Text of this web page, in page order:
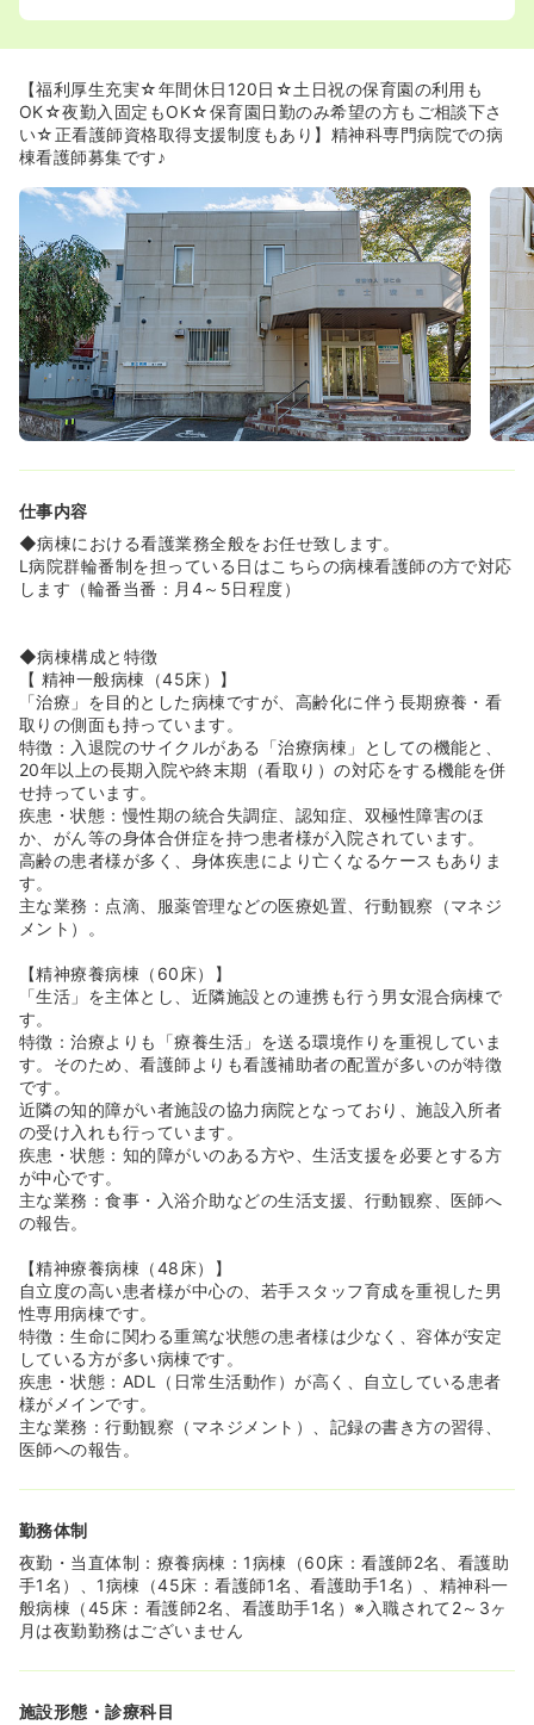
◆年2回、CVPPP（包括的暴力防止プログラム）といった
で、実務に直接活かせるようなノウハウ獲得も可能な環境
です！
◆興奮度合いが高い患者様に対しては、ドクターの判断の
もと拘束することにしています。患者様の安全を守ること
事にしている病院です！
【福利厚生充実☆年間休日120日☆土日祝の保育園の利用も
OK☆夜勤入固定もOK☆保育園日勤のみ希望の方もご相談下さ
い☆正看護師資格取得支援制度もあり】精神科専門病院での病
棟看護師募集です♪
仕事内容
◆病棟における看護業務全般をお任せ致します。
L病院群輪番制を担っている日はこちらの病棟看護師の方で対応
します（輪番当番：月4～5日程度）
◆病棟構成と特徴
【 精神一般病棟（45床）】
「治療」を目的とした病棟ですが、高齢化に伴う長期療養・看
取りの側面も持っています。
特徴：入退院のサイクルがある「治療病棟」としての機能と、
20年以上の長期入院や終末期（看取り）の対応をする機能を併
せ持っています。
疾患・状態：慢性期の統合失調症、認知症、双極性障害のほ
か、がん等の身体合併症を持つ患者様が入院されています。
高齢の患者様が多く、身体疾患により亡くなるケースもありま
す。
主な業務：点滴、服薬管理などの医療処置、行動観察（マネジ
メント）。
【精神療養病棟（60床）】
「生活」を主体とし、近隣施設との連携も行う男女混合病棟で
す。
特徴：治療よりも「療養生活」を送る環境作りを重視していま
す。そのため、看護師よりも看護補助者の配置が多いのが特徴
です。
近隣の知的障がい者施設の協力病院となっており、施設入所者
の受け入れも行っています。
疾患・状態：知的障がいのある方や、生活支援を必要とする方
が中心です。
主な業務：食事・入浴介助などの生活支援、行動観察、医師へ
の報告。
【精神療養病棟（48床）】
自立度の高い患者様が中心の、若手スタッフ育成を重視した男
性専用病棟です。
特徴：生命に関わる重篤な状態の患者様は少なく、容体が安定
している方が多い病棟です。
疾患・状態：ADL（日常生活動作）が高く、自立している患者
様がメインです。
主な業務：行動観察（マネジメント）、記録の書き方の習得、
医師への報告。
勤務体制
夜勤・当直体制：療養病棟：1病棟（60床：看護師2名、看護助
手1名）、1病棟（45床：看護師1名、看護助手1名）、精神科一
般病棟（45床：看護師2名、看護助手1名）※入職されて2～3ヶ
月は夜勤勤務はございません
施設形態・診療科目